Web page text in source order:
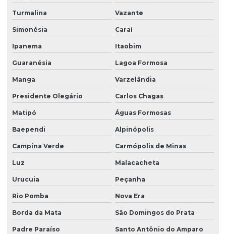
Turmalina Vazante
Simonésia Caraí
Ipanema Itaobim
Guaranésia Lagoa Formosa
Manga Varzelândia
Presidente Olegário Carlos Chagas
Matipó Águas Formosas
Baependi Alpinópolis
Campina Verde Carmópolis de Minas
Luz Malacacheta
Urucuia Peçanha
Rio Pomba Nova Era
Borda da Mata São Domingos do Prata
Padre Paraíso Santo Antônio do Amparo